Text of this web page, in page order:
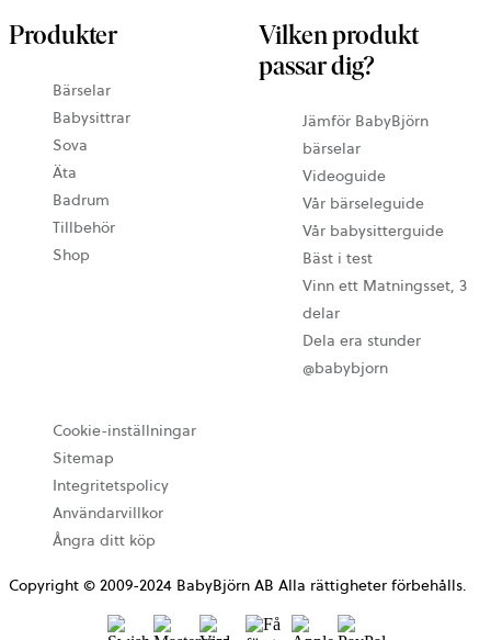
Produkter
Bärselar
Babysittrar
Sova
Äta
Badrum
Tillbehör
Shop
Vilken produkt
passar dig?
Jämför BabyBjörn
bärselar
Videoguide
Vår bärseleguide
Vår babysitterguide
Bäst i test
Vinn ett Matningsset, 3
delar
Dela era stunder
@babybjorn
Cookie-inställningar
Sitemap
Integritetspolicy
Användarvillkor
Ångra ditt köp
Copyright © 2009-2024 BabyBjörn AB Alla rättigheter förbehålls.